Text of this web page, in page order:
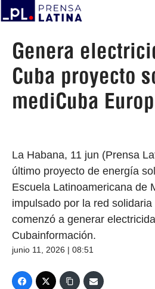
Genera
Cuba proyecto
mediCuba
La Habana, 11 jun (Prensa
último proyecto de energía
Escuela Latinoamericana de
impulsado por la red
comenzó a generar
Cubainformación.
junio 11, 2026 | 08:51